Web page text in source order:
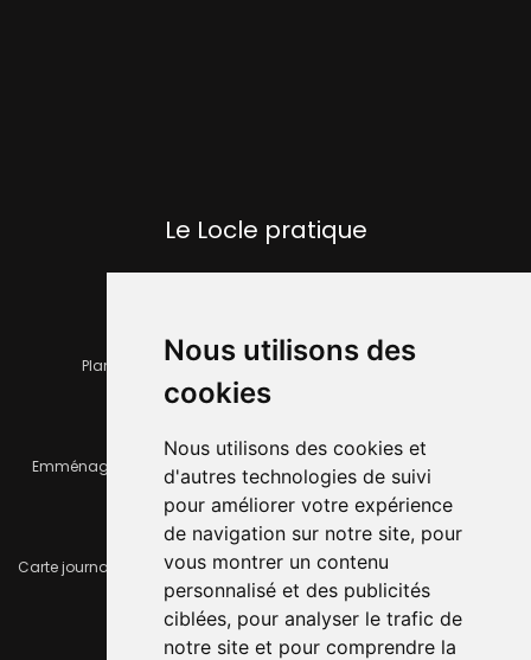
Nous utilisons des
cookies
Nous utilisons des cookies et
d'autres technologies de suivi
pour améliorer votre expérience
de navigation sur notre site, pour
vous montrer un contenu
personnalisé et des publicités
ciblées, pour analyser le trafic de
notre site et pour comprendre la
Le Locle pratique
Plan de la ville Horaires et services communaux
Emménager ou déménager Infos pratiques
Carte journalière CFF - Flexicard Travaux importants en cours